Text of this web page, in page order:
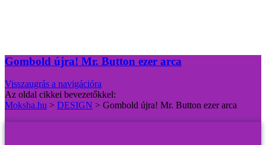
Gombold újra! Mr. Button ezer arca
Visszaugrás a navigációra
Az oldal cikkei bevezetőkkel:
Moksha.hu > DESIGN > Gombold újra! Mr. Button ezer arca